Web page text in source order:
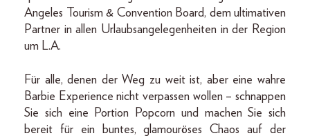
Angeles Tourism & Convention Board, dem ultimativen
Partner in allen Urlaubsangelegenheiten in der Region
um L.A.
Für alle, denen der Weg zu weit ist, aber eine wahre
Barbie Experience nicht verpassen wollen – schnappen
Sie sich eine Portion Popcorn und machen Sie sich
bereit für ein buntes, glamouröses Chaos auf der